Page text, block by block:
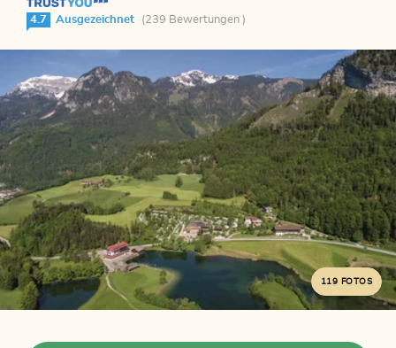
4.7 Ausgezeichnet (239 Bewertungen )
119 FOTOS